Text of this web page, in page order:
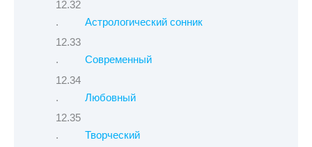
Астрологический сонник
Современный
Любовный
Творческий